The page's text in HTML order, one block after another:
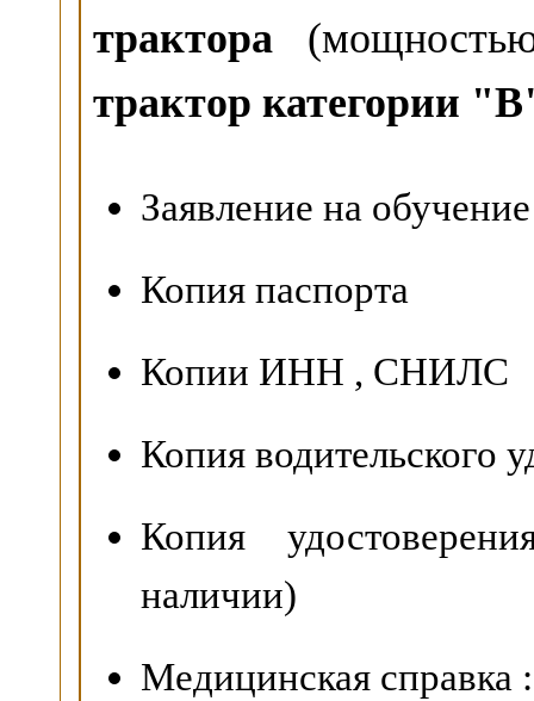
трактора
трактор категории
Заявление на обучение
Копия паспорта
Копии ИНН , СНИЛС
Копия водительского
Копия
наличии)
Медицинская справка